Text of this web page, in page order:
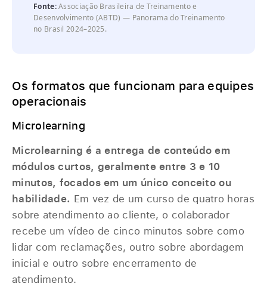
Fonte:Associação Brasileira de Treinamento e
Desenvolvimento (ABTD) — Panorama do Treinamento
no Brasil 2024–2025.
Os formatos que funcionam para equipes
operacionais
Microlearning
Microlearning é a entrega de conteúdo em
módulos curtos, geralmente entre 3 e 10
minutos, focados em um único conceito ou
habilidade. Em vez de um curso de quatro horas
sobre atendimento ao cliente, o colaborador
recebe um vídeo de cinco minutos sobre como
lidar com reclamações, outro sobre abordagem
inicial e outro sobre encerramento de
atendimento.